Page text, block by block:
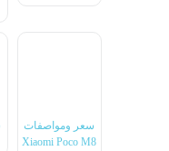
سعر ومواصفات
Xiaomi Poco M8